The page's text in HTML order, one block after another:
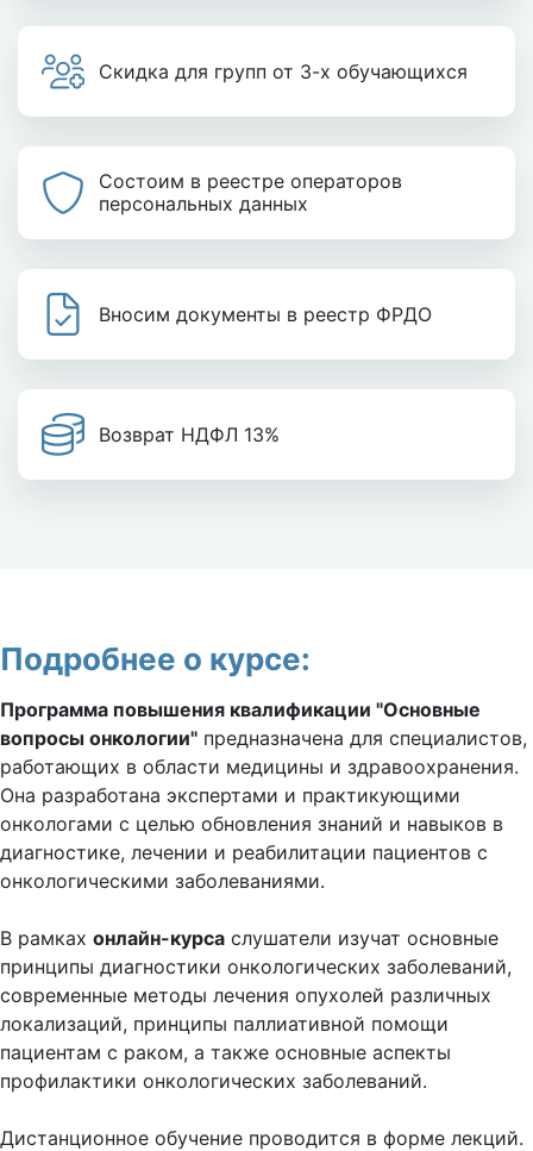
Скидка для групп от 3-х обучающихся
Состоим в реестре операторов
персональных данных
Вносим документы в реестр ФРДО
Возврат НДФЛ 13%
Подробнее о курсе:
Программа повышения квалификации "Основные
вопросы онкологии" предназначена для специалистов,
работающих в области медицины и здравоохранения.
Она разработана экспертами и практикующими
онкологами с целью обновления знаний и навыков в
диагностике, лечении и реабилитации пациентов с
онкологическими заболеваниями.
В рамках онлайн-курса слушатели изучат основные
принципы диагностики онкологических заболеваний,
современные методы лечения опухолей различных
локализаций, принципы паллиативной помощи
пациентам с раком, а также основные аспекты
профилактики онкологических заболеваний.
Дистанционное обучение проводится в форме лекций.